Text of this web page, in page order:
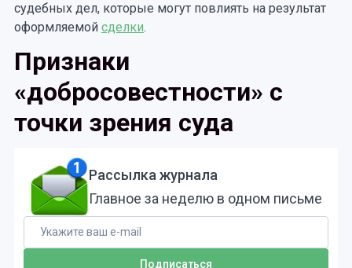
судебных дел, которые могут повлиять на результат
оформляемой сделки.
Признаки
«добросовестности» с
точки зрения суда
Рассылка журнала
Главное за неделю в одном письме